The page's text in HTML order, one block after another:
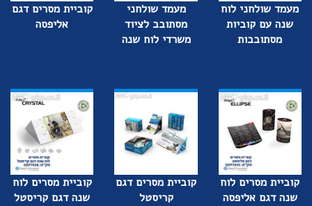
מעמד שולחני לוח
שנה עם קוביות
מסתובבות
מעמד שולחני
מסתובב לציוד
משרדי לוח שנה
קוביית מסרים דגם
אליפסה
קוביית מסרים לוח
שנה דגם אליפסה
קוביית מסרים דגם
קריסטל
קוביית מסרים לוח
שנה דגם קריסטל